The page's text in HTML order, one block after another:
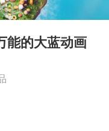
能的大蓝动画